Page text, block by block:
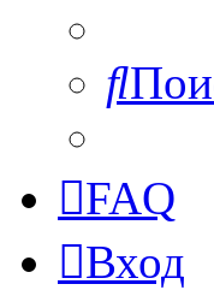
FAQ
Вход